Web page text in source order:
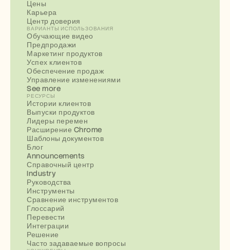
Цены
Карьера
Центр доверия
ВАРИАНТЫ ИСПОЛЬЗОВАНИЯ
Обучающие видео
Предпродажи
Маркетинг продуктов
Успех клиентов
Обеспечение продаж
Управление изменениями
See more
РЕСУРСЫ
Истории клиентов
Выпуски продуктов
Лидеры перемен
Расширение Chrome
Шаблоны документов
Блог
Announcements
Справочный центр
Industry
Руководства
Инструменты
Сравнение инструментов
Глоссарий
Перевести
Интеграции
Решение
Часто задаваемые вопросы